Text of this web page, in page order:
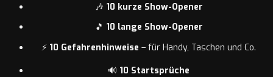
🎶 10 kurze Show-Opener
🎵 10 lange Show-Opener
⚡ 10 Gefahrenhinweise – für Handy, Taschen und Co.
🔊 10 Startsprüche